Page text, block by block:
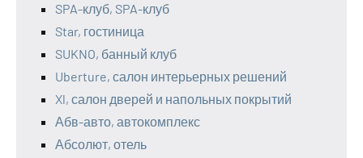
SPA-клуб, SPA-клуб
Star, гостиница
SUKNO, банный клуб
Uberture, салон интерьерных решений
Xl, салон дверей и напольных покрытий
Абв-авто, автокомплекс
Абсолют, отель